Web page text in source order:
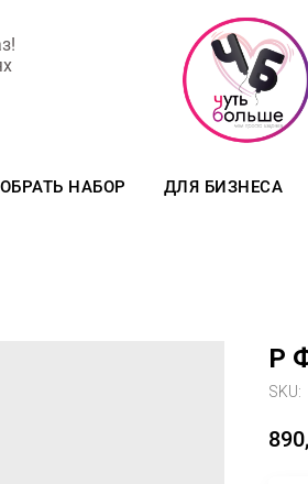
НАБОР ДЛЯ БИЗНЕСА
Р
SKU: